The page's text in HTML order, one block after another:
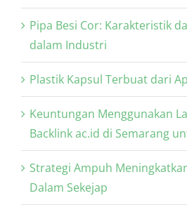
Pipa Besi Cor: Karakteristik
dalam Industri
Plastik Kapsul Terbuat dari
Keuntungan Menggunakan
Backlink ac.id di Semarang
Strategi Ampuh
Dalam Sekejap